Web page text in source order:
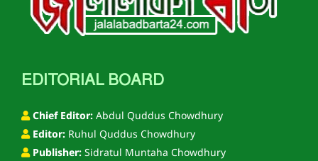
EDITORIAL BOARD
Chief Editor: Abdul Quddus Chowdhury
Editor: Ruhul Quddus Chowdhury
Publisher: Sidratul Muntaha Chowdhury